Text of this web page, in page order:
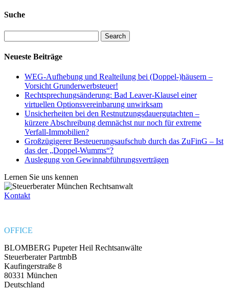
Suche
Search
Neueste Beiträge
WEG-Aufhebung und Realteilung bei (Doppel-)häusern –
Vorsicht Grunderwerbsteuer!
Rechtsprechungsänderung: Bad Leaver-Klausel einer
virtuellen Optionsvereinbarung unwirksam
Unsicherheiten bei den Restnutzungsdauergutachten –
kürzere Abschreibung demnächst nur noch für extreme
Verfall-Immobilien?
Großzügigerer Besteuerungsaufschub durch das ZuFinG – Ist
das der „Doppel-Wumms“?
Auslegung von Gewinnabführungsverträgen
Lernen Sie uns kennen
Kontakt
OFFICE
BLOMBERG Pupeter Heil Rechtsanwälte
Steuerberater PartmbB
Kaufingerstraße 8
80331 München
Deutschland